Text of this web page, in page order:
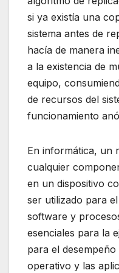
si ya existía una
sistema antes de
hacía de manera
a la existencia de
equipo,
de recursos del
funcionamiento
En informática, un
cualquier
en un dispositivo
ser utilizado para
software y
esenciales para la
para el
operativo y las